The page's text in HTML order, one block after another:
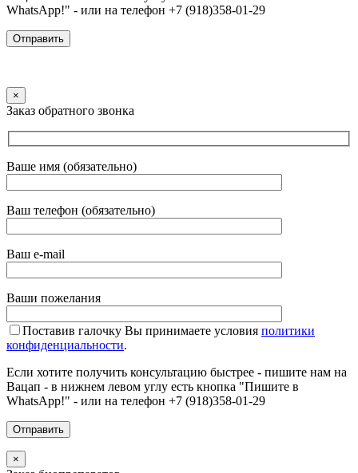
WhatsApp!" - или на телефон +7 (918)358-01-29
×
Заказ обратного звонка
Ваше имя (обязательно)
Ваш телефон (обязательно)
Ваш e-mail
Ваши пожелания
Поставив галочку Вы принимаете условия политики
конфиденциальности.
Если хотите получить консультацию быстрее - пишите нам на
Вацап - в нижнем левом углу есть кнопка "Пишите в
WhatsApp!" - или на телефон +7 (918)358-01-29
×